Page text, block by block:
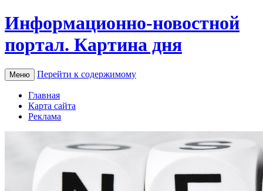
Информационно-новостной
портал. Картина дня
Меню Перейти к содержимому
Главная
Карта сайта
Реклама